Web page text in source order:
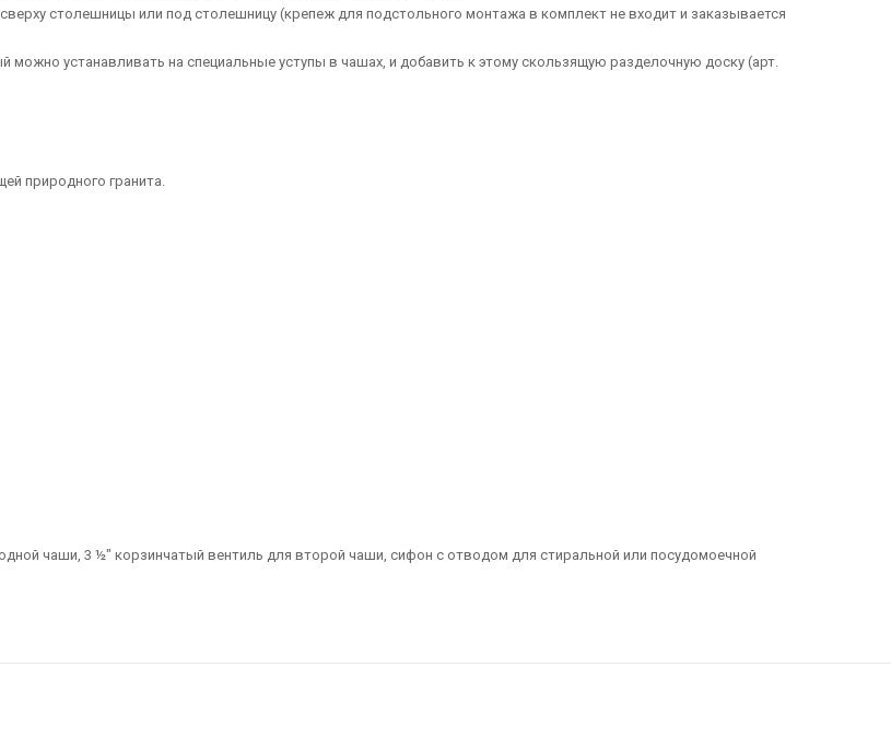
столешницы или под столешницу (крепеж для подстольного монтажа в комплект не входит и заказывается
устанавливать на специальные уступы в чашах, и добавить к этому скользящую разделочную доску (арт.
природного гранита.
чаши, 3 ½" корзинчатый вентиль для второй чаши, сифон с отводом для стиральной или посудомоечной